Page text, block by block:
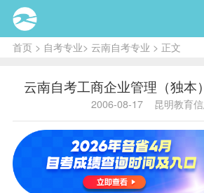
首页> 自考专业> 云南自考专业 > 正文
云南自考工商企业管理（独本
2006-08-17 昆明教育